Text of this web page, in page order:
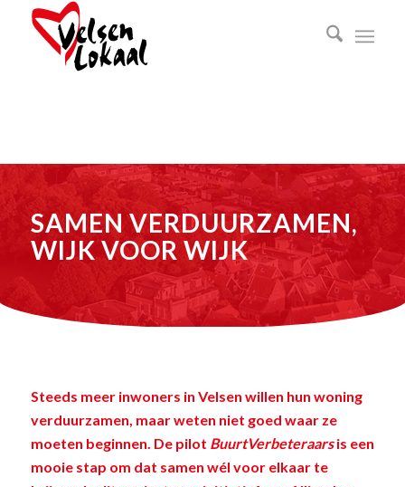
SAMEN VERDUURZAMEN,
WIJK VOOR WIJK
Steeds meer inwoners in Velsen willen hun woning
verduurzamen, maar weten niet goed waar ze
moeten beginnen. De pilot BuurtVerbeteraarsis een
mooie stap om dat samen wél voor elkaar te